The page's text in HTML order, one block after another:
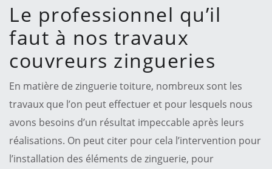
Le professionnel qu’il
faut à nos travaux
couvreurs zingueries
En matière de zinguerie toiture, nombreux sont les
travaux que l’on peut effectuer et pour lesquels nous
avons besoins d’un résultat impeccable après leurs
réalisations. On peut citer pour cela l’intervention pour
l’installation des éléments de zinguerie, pour